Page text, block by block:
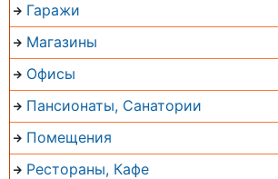
Гаражи
Магазины
Офисы
Пансионаты, Санатории
Помещения
Рестораны, Кафе